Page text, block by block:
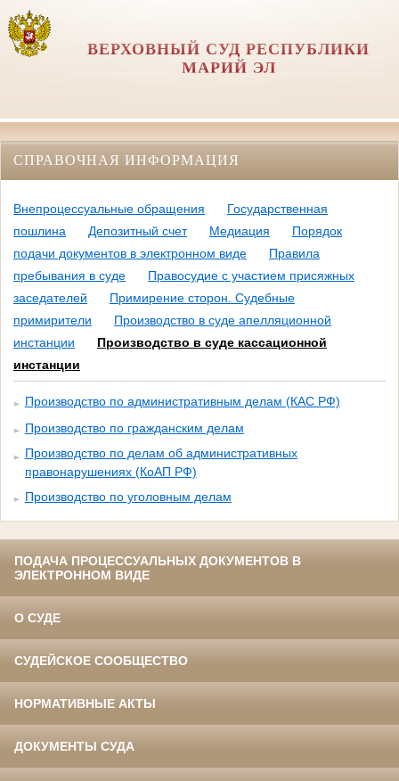
ВЕРХОВНЫЙ СУД РЕСПУБЛИКИ
МАРИЙ ЭЛ
СПРАВОЧНАЯ ИНФОРМАЦИЯ
Внепроцессуальные обращения
Государственная
пошлина
Депозитный счет Медиация
Порядок
подачи документов в электронном виде
Правила
пребывания в суде
Правосудие с участием присяжных
заседателей
Примирение сторон. Судебные
примирители
Производство в суде апелляционной
инстанции
Производство в суде кассационной
инстанции
Производство по административным делам (КАС РФ)
Производство по гражданским делам
Производство по делам об административных
правонарушениях (КоАП РФ)
Производство по уголовным делам
ПОДАЧА ПРОЦЕССУАЛЬНЫХ ДОКУМЕНТОВ В
ЭЛЕКТРОННОМ ВИДЕ
О СУДЕ
СУДЕЙСКОЕ СООБЩЕСТВО
НОРМАТИВНЫЕ АКТЫ
ДОКУМЕНТЫ СУДА